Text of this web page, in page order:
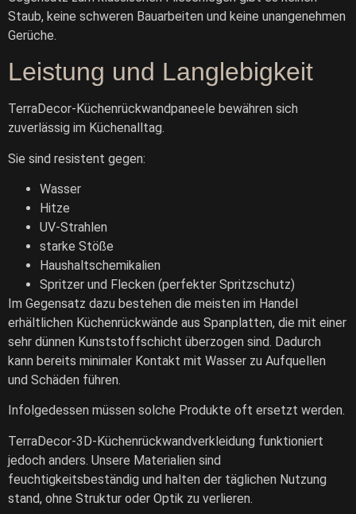
Staub, keine schweren Bauarbeiten und keine unangenehmen
Gerüche.
Leistung und Langlebigkeit
TerraDecor-Küchenrückwandpaneele bewähren sich
zuverlässig im Küchenalltag.
Sie sind resistent gegen:
Wasser
Hitze
UV-Strahlen
starke Stöße
Haushaltschemikalien
Spritzer und Flecken (perfekter Spritzschutz)
Im Gegensatz dazu bestehen die meisten im Handel
erhältlichen Küchenrückwände aus Spanplatten, die mit einer
sehr dünnen Kunststoffschicht überzogen sind. Dadurch
kann bereits minimaler Kontakt mit Wasser zu Aufquellen
und Schäden führen.
Infolgedessen müssen solche Produkte oft ersetzt werden.
TerraDecor-3D-Küchenrückwandverkleidung funktioniert
jedoch anders. Unsere Materialien sind
feuchtigkeitsbeständig und halten der täglichen Nutzung
stand, ohne Struktur oder Optik zu verlieren.